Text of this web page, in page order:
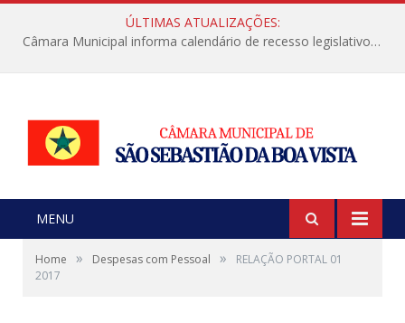
ÚLTIMAS ATUALIZAÇÕES:
Câmara Municipal informa calendário de recesso legislativo de julho
MENU
Home » Despesas com Pessoal »
RELAÇÃO PORTAL 01
2017